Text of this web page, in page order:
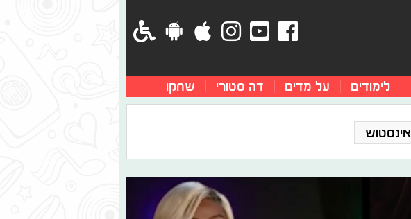
לימודים על מדים דה סטורי שחקו
אינסטוש